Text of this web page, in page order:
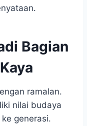
Bagian
ramalan.
nilai budaya
generasi.